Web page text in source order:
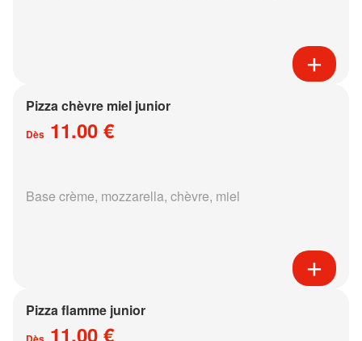
Pizza chèvre miel junior
Dès 11.00 €
Base crème, mozzarella, chèvre, miel
Pizza flamme junior
11.00 €